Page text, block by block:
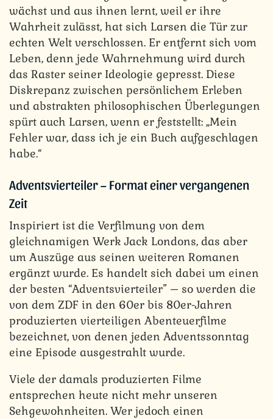
wächst und aus ihnen lernt, weil er ihre
Wahrheit zulässt, hat sich Larsen die Tür zur
echten Welt verschlossen. Er entfernt sich vom
Leben, denn jede Wahrnehmung wird durch
das Raster seiner Ideologie gepresst. Diese
Diskrepanz zwischen persönlichem Erleben
und abstrakten philosophischen Überlegungen
spürt auch Larsen, wenn er feststellt: „Mein
Fehler war, dass ich je ein Buch aufgeschlagen
habe.“
Adventsvierteiler – Format einer vergangenen
Zeit
Inspiriert ist die Verfilmung von dem
gleichnamigen Werk Jack Londons, das aber
um Auszüge aus seinen weiteren Romanen
ergänzt wurde. Es handelt sich dabei um einen
der besten “Adventsvierteiler” – so werden die
von dem ZDF in den 60er bis 80er-Jahren
produzierten vierteiligen Abenteuerfilme
bezeichnet, von denen jeden Adventssonntag
eine Episode ausgestrahlt wurde.
Viele der damals produzierten Filme
entsprechen heute nicht mehr unseren
Sehgewohnheiten. Wer jedoch einen